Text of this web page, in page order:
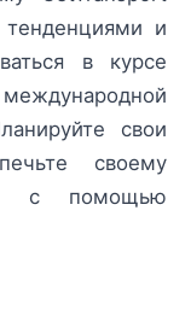
и
в курсе
свои
своему
с помощью